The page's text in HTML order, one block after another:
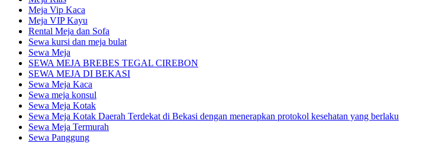
Meja Vip Kaca
Meja VIP Kayu
Rental Meja dan Sofa
Sewa kursi dan meja bulat
Sewa Meja
SEWA MEJA BREBES TEGAL CIREBON
SEWA MEJA DI BEKASI
Sewa Meja Kaca
Sewa meja konsul
Sewa Meja Kotak
Sewa Meja Kotak Daerah Terdekat di Bekasi dengan menerapkan protokol kesehatan yang berlaku
Sewa Meja Termurah
Sewa Panggung